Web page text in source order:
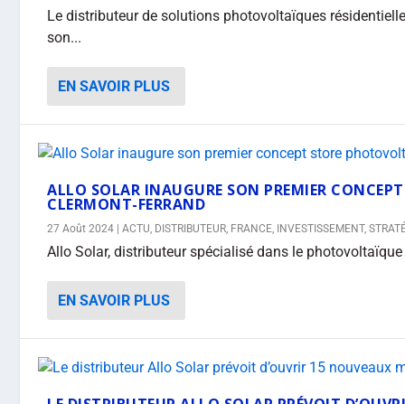
Le distributeur de solutions photovoltaïques
son...
EN SAVOIR PLUS
ALLO SOLAR INAUGURE SON PREMIER
CLERMONT-FERRAND
27 Août 2024 |ACTU, DISTRIBUTEUR, FRANCE, INVESTISSEMENT,
Allo Solar, distributeur spécialisé dans le
EN SAVOIR PLUS